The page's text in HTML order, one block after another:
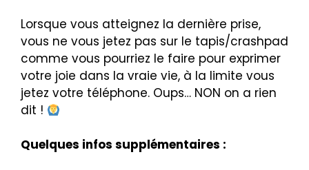
Lorsque vous atteignez la dernière prise,
vous ne vous jetez pas sur le tapis/crashpad
comme vous pourriez le faire pour exprimer
votre joie dans la vraie vie, à la limite vous
jetez votre téléphone. Oups… NON on a rien
dit !
Quelques infos supplémentaires :